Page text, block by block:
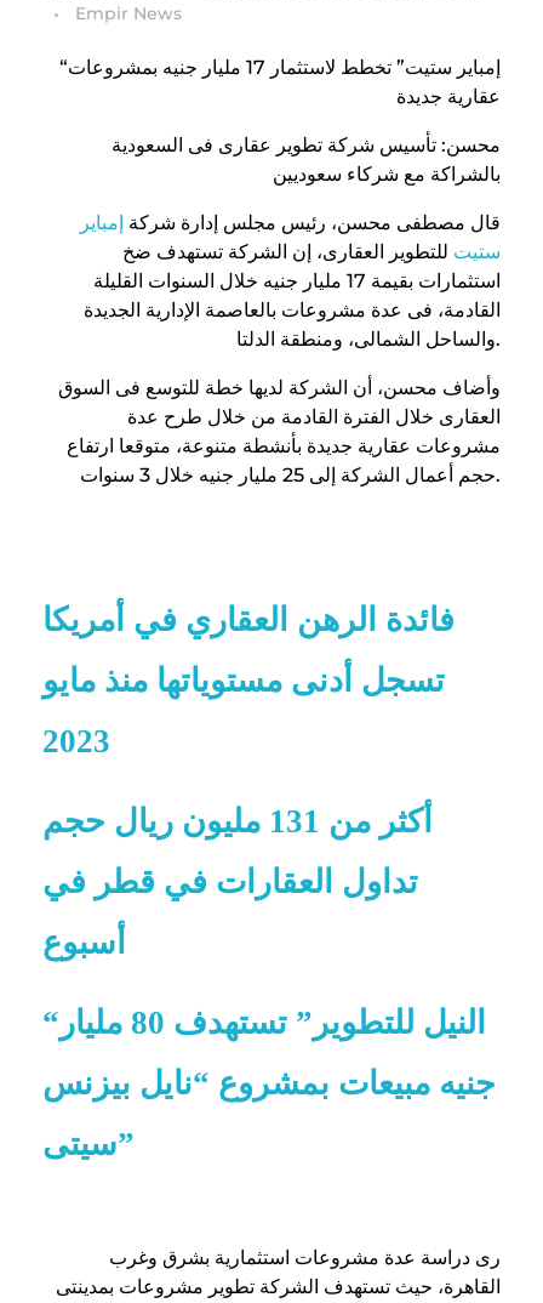
Empir News
“إمباير ستيت” تخطط لاستثمار 17 مليار جنيه بمشروعات
عقارية جديدة
محسن: تأسيس شركة تطوير عقارى فى السعودية
بالشراكة مع شركاء سعوديين
قال مصطفى محسن، رئيس مجلس إدارة شركة إمباير
ستيت للتطوير العقارى، إن الشركة تستهدف ضخ
استثمارات بقيمة 17 مليار جنيه خلال السنوات القليلة
القادمة، فى عدة مشروعات بالعاصمة الإدارية الجديدة
والساحل الشمالى، ومنطقة الدلتا.
وأضاف محسن، أن الشركة لديها خطة للتوسع فى السوق
العقارى خلال الفترة القادمة من خلال طرح عدة
مشروعات عقارية جديدة بأنشطة متنوعة، متوقعا ارتفاع
حجم أعمال الشركة إلى 25 مليار جنيه خلال 3 سنوات.
فائدة الرهن العقاري في أمريكا
تسجل أدنى مستوياتها منذ مايو
2023
أكثر من 131 مليون ريال حجم
تداول العقارات في قطر في
أسبوع
“النيل للتطوير” تستهدف 80 مليار
جنيه مبيعات بمشروع “نايل بيزنس
سيتى”
رى دراسة عدة مشروعات استثمارية بشرق وغرب
القاهرة، حيث تستهدف الشركة تطوير مشروعات بمدينتى